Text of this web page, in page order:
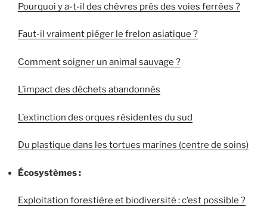
Pourquoi y a-t-il des chèvres près des voies ferrées ?
Faut-il vraiment piéger le frelon asiatique ?
Comment soigner un animal sauvage ?
L’impact des déchets abandonnés
L’extinction des orques résidentes du sud
Du plastique dans les tortues marines (centre de soins)
Écosystèmes :
Exploitation forestière et biodiversité : c’est possible ?